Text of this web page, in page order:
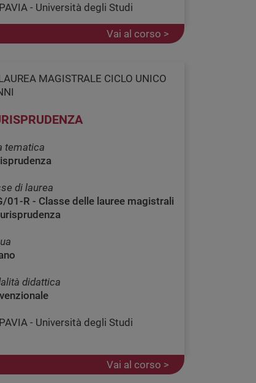
PAVIA - Università degli Studi
Vai al corso >
MAGISTRALE CICLO UNICO
tematica
di laurea
01-R - Classe delle lauree magistrali
didattica
PAVIA - Università degli Studi
Vai al corso >